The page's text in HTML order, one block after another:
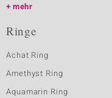
mehr
Ringe
Achat Ring
Amethyst Ring
Aquamarin Ring